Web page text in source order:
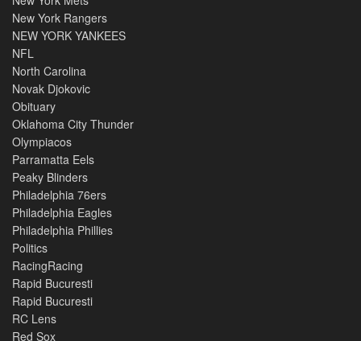
New York Rangers
NEW YORK YANKEES
NFL
North Carolina
Novak Djokovic
Obituary
Oklahoma City Thunder
Olympiacos
Parramatta Eels
Peaky Blinders
Philadelphia 76ers
Philadelphia Eagles
Philadelphia Phillies
Politics
RacingRacing
Rapid Bucuresti
Rapid Bucuresti
RC Lens
Red Sox